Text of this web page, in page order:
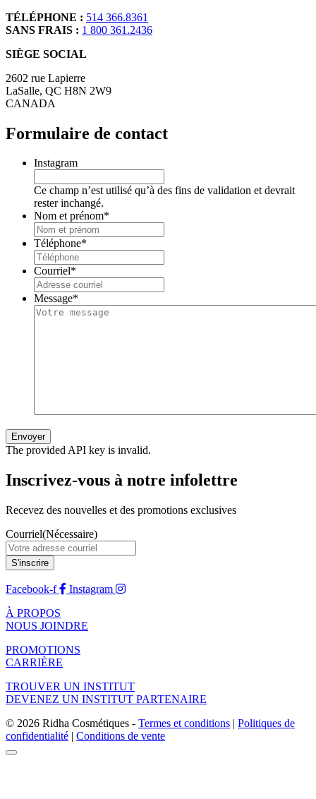
TÉLÉPHONE : 514 366.8361
SANS FRAIS : 1 800 361.2436
SIÈGE SOCIAL
2602 rue Lapierre
LaSalle, QC H8N 2W9
CANADA
Formulaire de contact
Instagram
Ce champ n’est utilisé qu’à des fins de validation et devrait
rester inchangé.
Nom et prénom*
Téléphone*
Courriel*
Message*
The provided API key is invalid.
Inscrivez-vous à notre infolettre
Recevez des nouvelles et des promotions exclusives
Courriel(Nécessaire)
Facebook-f
Instagram
À PROPOS
NOUS JOINDRE
PROMOTIONS
CARRIÈRE
TROUVER UN INSTITUT
DEVENEZ UN INSTITUT PARTENAIRE
© 2026 Ridha Cosmétiques - Termes et conditions | Politiques de
confidentialité | Conditions de vente